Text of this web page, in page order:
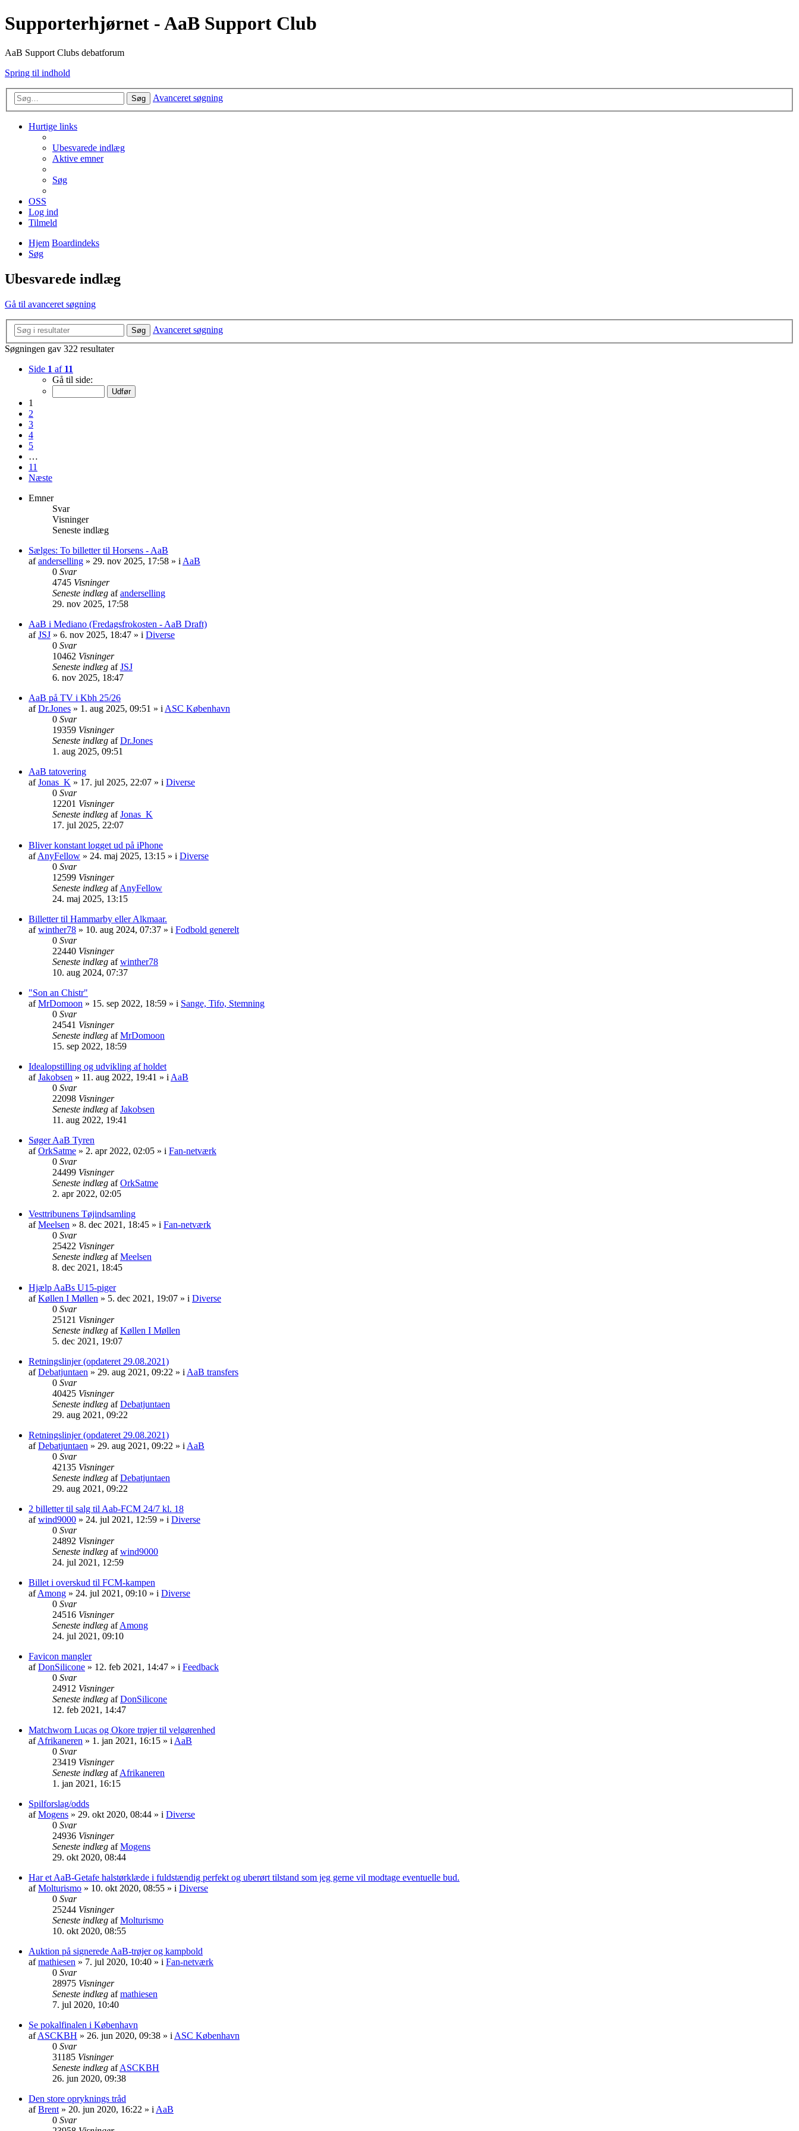
Supporterhjørnet - AaB Support Club
AaB Support Clubs debatforum
Spring til indhold
Søg Avanceret søgning
Hurtige links
Ubesvarede indlæg
Aktive emner
Søg
OSS
Log ind
Tilmeld
Hjem Boardindeks
Søg
Ubesvarede indlæg
Gå til avanceret søgning
Søg
Avanceret søgning
Søgningen gav 322 resultater
Side 1 af 11
Gå til side:
1
2
3
4
5
…
11
Næste
Emner
Svar
Visninger
Seneste indlæg
Sælges: To billetter til Horsens - AaB
afanderselling » 29. nov 2025, 17:58 » i AaB
0 Svar
4745 Visninger
Seneste indlæg afanderselling
29. nov 2025, 17:58
AaB i Mediano (Fredagsfrokosten - AaB Draft)
afJSJ » 6. nov 2025, 18:47 » i Diverse
0 Svar
10462 Visninger
Seneste indlæg afJSJ
6. nov 2025, 18:47
AaB på TV i Kbh 25/26
afDr.Jones » 1. aug 2025, 09:51 » i ASC København
0 Svar
19359 Visninger
Seneste indlæg afDr.Jones
1. aug 2025, 09:51
AaB tatovering
afJonas_K » 17. jul 2025, 22:07 » i Diverse
0 Svar
12201 Visninger
Seneste indlæg afJonas_K
17. jul 2025, 22:07
Bliver konstant logget ud på iPhone
afAnyFellow » 24. maj 2025, 13:15 » i Diverse
0 Svar
12599 Visninger
Seneste indlæg afAnyFellow
24. maj 2025, 13:15
Billetter til Hammarby eller Alkmaar.
afwinther78 » 10. aug 2024, 07:37 » i Fodbold generelt
0 Svar
22440 Visninger
Seneste indlæg afwinther78
10. aug 2024, 07:37
"Son an Chistr"
afMrDomoon » 15. sep 2022, 18:59 » i Sange, Tifo, Stemning
0 Svar
24541 Visninger
Seneste indlæg afMrDomoon
15. sep 2022, 18:59
Idealopstilling og udvikling af holdet
afJakobsen » 11. aug 2022, 19:41 » i AaB
0 Svar
22098 Visninger
Seneste indlæg afJakobsen
11. aug 2022, 19:41
Søger AaB Tyren
afOrkSatme » 2. apr 2022, 02:05 » i Fan-netværk
0 Svar
24499 Visninger
Seneste indlæg afOrkSatme
2. apr 2022, 02:05
Vesttribunens Tøjindsamling
afMeelsen » 8. dec 2021, 18:45 » i Fan-netværk
0 Svar
25422 Visninger
Seneste indlæg afMeelsen
8. dec 2021, 18:45
Hjælp AaBs U15-piger
afKøllen I Møllen » 5. dec 2021, 19:07 » i Diverse
0 Svar
25121 Visninger
Seneste indlæg afKøllen I Møllen
5. dec 2021, 19:07
Retningslinjer (opdateret 29.08.2021)
afDebatjuntaen » 29. aug 2021, 09:22 » i AaB transfers
0 Svar
40425 Visninger
Seneste indlæg afDebatjuntaen
29. aug 2021, 09:22
Retningslinjer (opdateret 29.08.2021)
afDebatjuntaen » 29. aug 2021, 09:22 » i AaB
0 Svar
42135 Visninger
Seneste indlæg afDebatjuntaen
29. aug 2021, 09:22
2 billetter til salg til Aab-FCM 24/7 kl. 18
afwind9000 » 24. jul 2021, 12:59 » i Diverse
0 Svar
24892 Visninger
Seneste indlæg afwind9000
24. jul 2021, 12:59
Billet i overskud til FCM-kampen
afAmong » 24. jul 2021, 09:10 » i Diverse
0 Svar
24516 Visninger
Seneste indlæg afAmong
24. jul 2021, 09:10
Favicon mangler
afDonSilicone » 12. feb 2021, 14:47 » i Feedback
0 Svar
24912 Visninger
Seneste indlæg afDonSilicone
12. feb 2021, 14:47
Matchworn Lucas og Okore trøjer til velgørenhed
afAfrikaneren » 1. jan 2021, 16:15 » i AaB
0 Svar
23419 Visninger
Seneste indlæg afAfrikaneren
1. jan 2021, 16:15
Spilforslag/odds
afMogens » 29. okt 2020, 08:44 » i Diverse
0 Svar
24936 Visninger
Seneste indlæg afMogens
29. okt 2020, 08:44
Har et AaB-Getafe halstørklæde i fuldstændig perfekt og uberørt tilstand som jeg gerne vil modtage eventuelle bud.
afMolturismo » 10. okt 2020, 08:55 » i Diverse
0 Svar
25244 Visninger
Seneste indlæg afMolturismo
10. okt 2020, 08:55
Auktion på signerede AaB-trøjer og kampbold
afmathiesen » 7. jul 2020, 10:40 » i Fan-netværk
0 Svar
28975 Visninger
Seneste indlæg afmathiesen
7. jul 2020, 10:40
Se pokalfinalen i København
afASCKBH » 26. jun 2020, 09:38 » i ASC København
0 Svar
31185 Visninger
Seneste indlæg afASCKBH
26. jun 2020, 09:38
Den store opryknings tråd
afBrent » 20. jun 2020, 16:22 » i AaB
0 Svar